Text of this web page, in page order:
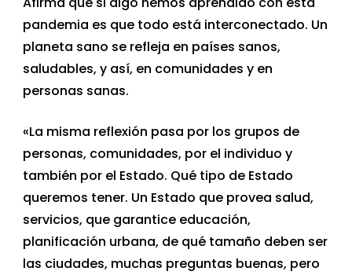
pandemia es que todo está interconectado. Un
planeta sano se refleja en países sanos,
saludables, y así, en comunidades y en
personas sanas.
«La misma reflexión pasa por los grupos de
personas, comunidades, por el individuo y
también por el Estado. Qué tipo de Estado
queremos tener. Un Estado que provea salud,
servicios, que garantice educación,
planificación urbana, de qué tamaño deben ser
las ciudades, muchas preguntas buenas, pero